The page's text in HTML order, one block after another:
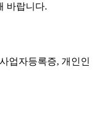
바랍니다.
업자등록증, 개인인